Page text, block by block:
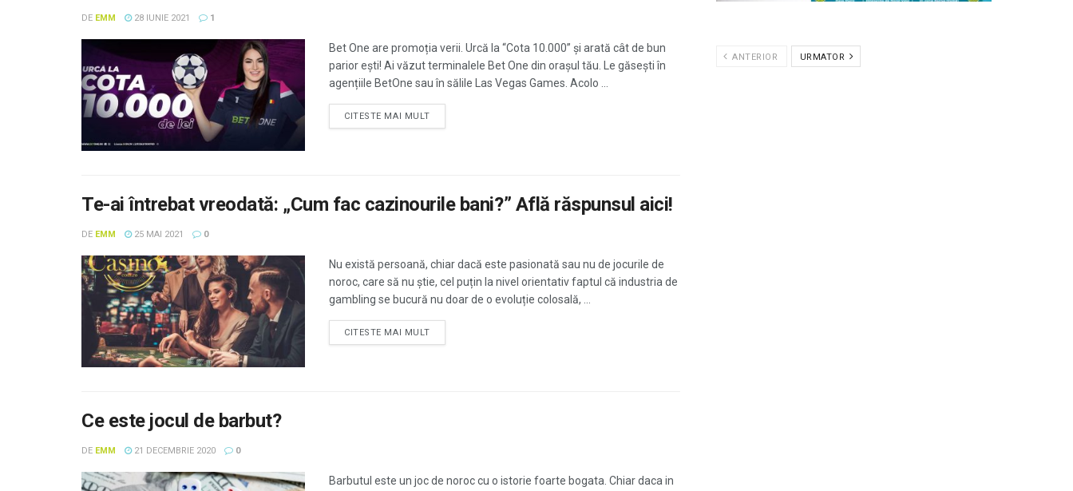
DE EMM 28 IUNIE 2021 1
Bet One are promoția verii. Urcă la “Cota 10.000” și arată cât de bun
parior ești! Ai văzut terminalele Bet One din orașul tău. Le găsești în
agențiile BetOne sau în sălile Las Vegas Games. Acolo ...
CITESTE MAI MULT
Te-ai întrebat vreodată: „Cum fac cazinourile bani?” Află răspunsul aici!
DE EMM 25 MAI 2021 0
Nu există persoană, chiar dacă este pasionată sau nu de jocurile de
noroc, care să nu știe, cel puțin la nivel orientativ faptul că industria de
gambling se bucură nu doar de o evoluție colosală, ...
CITESTE MAI MULT
Ce este jocul de barbut?
DE EMM 21 DECEMBRIE 2020 0
Barbutul este un joc de noroc cu o istorie foarte bogata. Chiar daca in
ANTERIOR URMATOR